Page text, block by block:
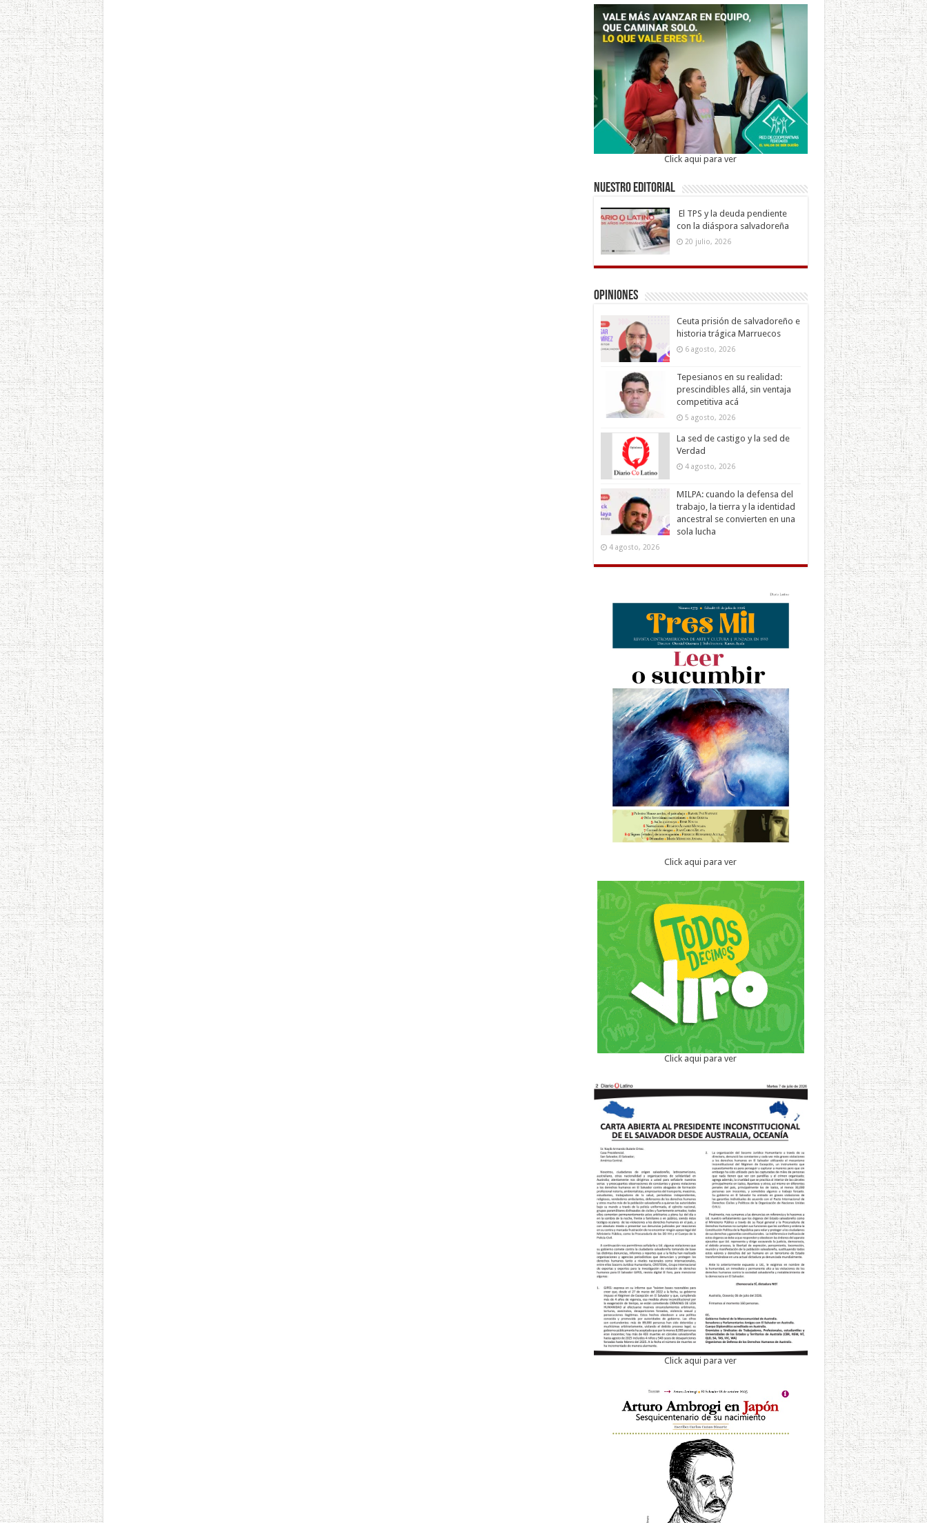
Click aqui para ver
Nuestro Editorial
El TPS y la deuda pendiente
con la diáspora salvadoreña
20 julio, 2026
Opiniones
Ceuta prisión de salvadoreño e
historia trágica Marruecos
6 agosto, 2026
Tepesianos en su realidad:
prescindibles allá, sin ventaja
competitiva acá
5 agosto, 2026
La sed de castigo y la sed de
Verdad
4 agosto, 2026
MILPA: cuando la defensa del
trabajo, la tierra y la identidad
ancestral se convierten en una
sola lucha
4 agosto, 2026
Click aqui para ver
Click aqui para ver
Click aqui para ver